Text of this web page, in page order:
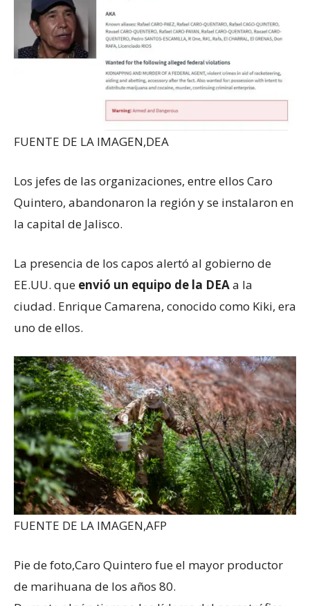
FUENTE DE LA IMAGEN,DEA
Los jefes de las organizaciones, entre ellos Caro
Quintero, abandonaron la región y se instalaron en
la capital de Jalisco.
La presencia de los capos alertó al gobierno de
EE.UU. que envió un equipo de la DEAa la
ciudad. Enrique Camarena, conocido como Kiki, era
uno de ellos.
FUENTE DE LA IMAGEN,AFP
Pie de foto,Caro Quintero fue el mayor productor
de marihuana de los años 80.